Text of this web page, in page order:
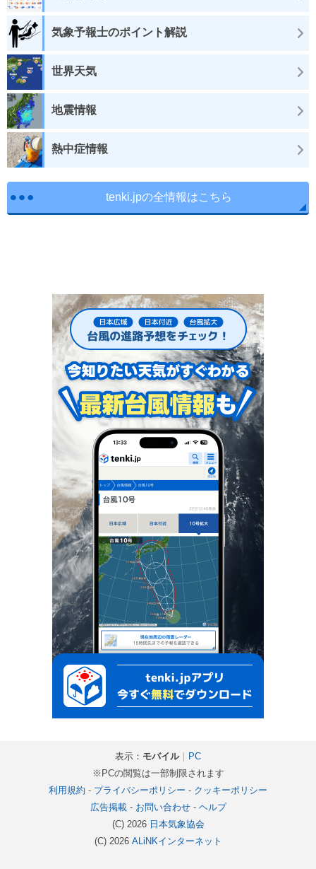
気象予報士のポイント解説
世界天気
地震情報
熱中症情報
tenki.jpの全情報はこちら
表示： モバイル｜ PC
※PCの閲覧は一部制限されます
利用規約 - プライバシーポリシー - クッキーポリシー
広告掲載- お問い合わせ- ヘルプ
(C) 2026 日本気象協会
(C) 2026 ALiNKインターネット